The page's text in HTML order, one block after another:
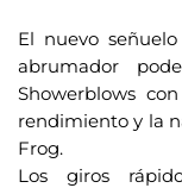
El nuevo
abrumador
Showerblows
rendimiento y la
Frog.
Los giros